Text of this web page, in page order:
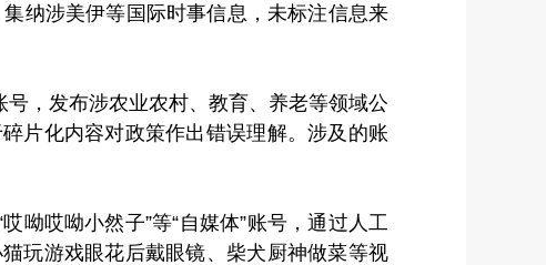
集纳涉美伊等国际时事信息，未标注信息来
号，发布涉农业农村、教育、养老等领域公
片化内容对政策作出错误理解。涉及的账
呦哎呦小然子”等“自媒体”账号，通过人工
玩游戏眼花后戴眼镜、柴犬厨神做菜等视